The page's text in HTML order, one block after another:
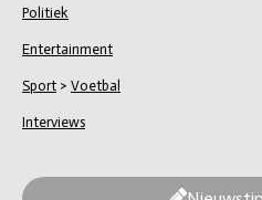
Politiek
Entertainment
Sport > Voetbal
Interviews